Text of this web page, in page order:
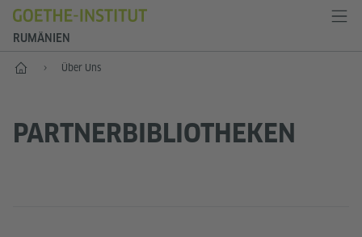
RUMÄNIEN
Start Über Uns
PARTNERBIBLIOTHEKEN